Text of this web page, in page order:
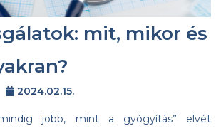
mit, mikor és
2024.02.15.
jobb, mint a gyógyítás” elvét